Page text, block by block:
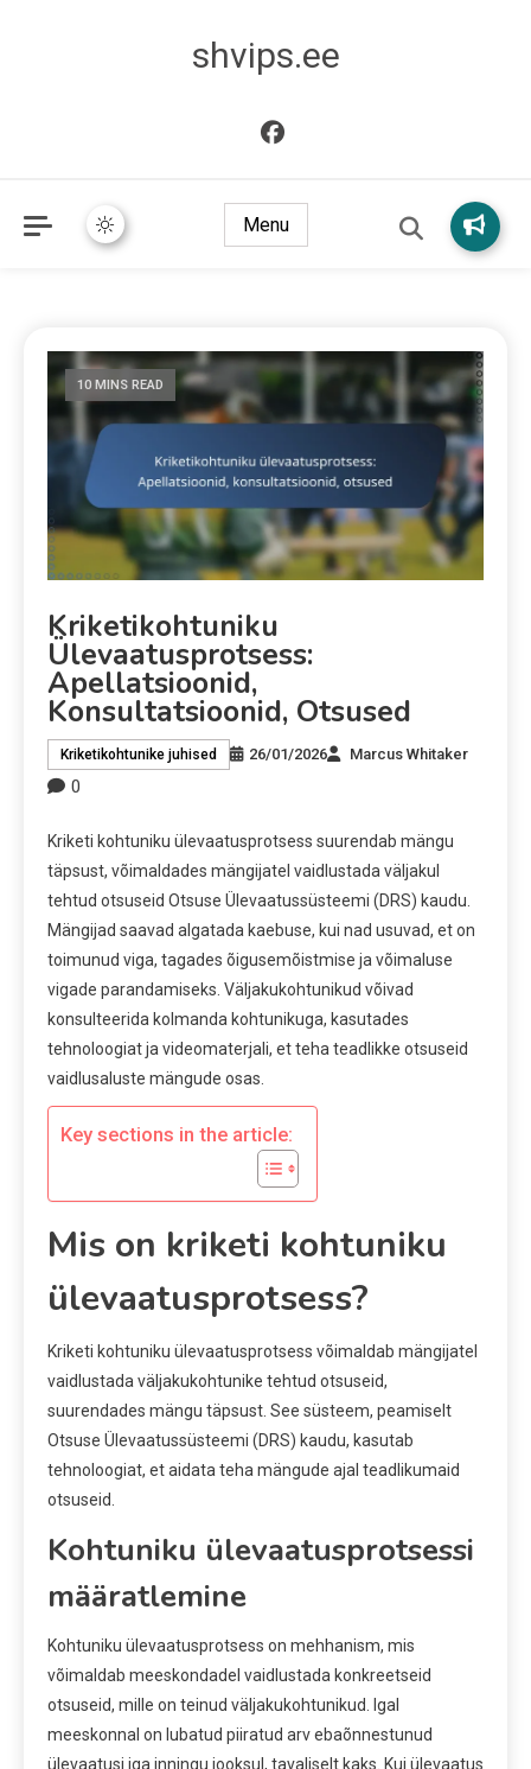
shvips.ee
Menu
10 MINS READ
Kriketikohtuniku
Ülevaatusprotsess:
Apellatsioonid,
Konsultatsioonid, Otsused
Kriketikohtunike juhised 26/01/2026 Marcus Whitaker
0
Kriketi kohtuniku ülevaatusprotsess suurendab mängu
täpsust, võimaldades mängijatel vaidlustada väljakul
tehtud otsuseid Otsuse Ülevaatussüsteemi (DRS) kaudu.
Mängijad saavad algatada kaebuse, kui nad usuvad, et on
toimunud viga, tagades õigusemõistmise ja võimaluse
vigade parandamiseks. Väljakukohtunikud võivad
konsulteerida kolmanda kohtunikuga, kasutades
tehnoloogiat ja videomaterjali, et teha teadlikke otsuseid
vaidlusaluste mängude osas.
Key sections in the article:
Mis on kriketi kohtuniku
ülevaatusprotsess?
Kriketi kohtuniku ülevaatusprotsess võimaldab mängijatel
vaidlustada väljakukohtunike tehtud otsuseid,
suurendades mängu täpsust. See süsteem, peamiselt
Otsuse Ülevaatussüsteemi (DRS) kaudu, kasutab
tehnoloogiat, et aidata teha mängude ajal teadlikumaid
otsuseid.
Kohtuniku ülevaatusprotsessi
määratlemine
Kohtuniku ülevaatusprotsess on mehhanism, mis
võimaldab meeskondadel vaidlustada konkreetseid
otsuseid, mille on teinud väljakukohtunikud. Igal
meeskonnal on lubatud piiratud arv ebaõnnestunud
ülevaatusi iga inningu jooksul, tavaliselt kaks. Kui ülevaatus